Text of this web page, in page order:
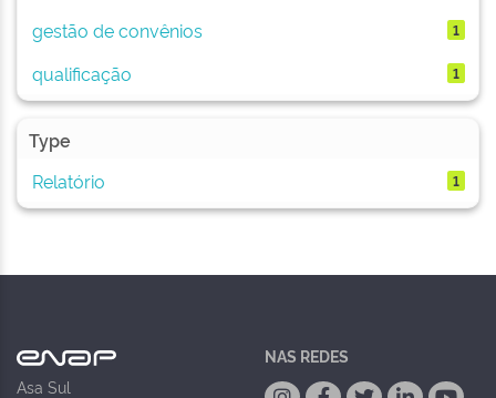
gestão de convênios 1
qualificação 1
Type
Relatório
1
Asa Sul
NAS REDES